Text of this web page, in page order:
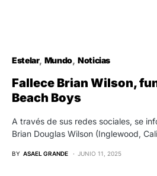
Estelar Mundo Noticias
Fallece Brian Wilson,
Beach Boys
A través de sus redes sociales, se
Brian Douglas Wilson (Inglewood,
BY ASAEL GRANDE JUNIO 11, 2025